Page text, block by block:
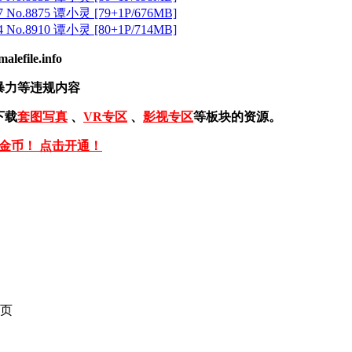
谭小灵 [79+1P/676MB]
谭小灵 [80+1P/714MB]
力等违规内容
载套图写真 、 VR专区 、 影视专区等板块的资源。
币！ 点击开通！